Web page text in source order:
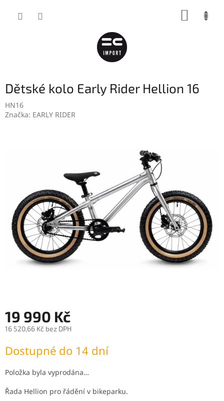
Dětské kolo Early Rider Hellion 16
HN16
Značka: EARLY RIDER
19 990 Kč
16 520,66 Kč bez DPH
cena:
Dostupné do 14 dní
Položka byla vyprodána…
Řada Hellion pro řádění v bikeparku.